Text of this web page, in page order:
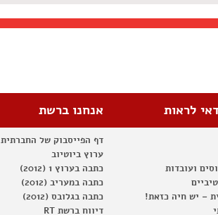
לראות
ועובדות
– יש חיה כזאת!
אנחנו ברשת
דף הפייסבוק של החברתית
ערוץ ביוטיוב
כתבה בערוץ 1 (2012)
כתבה במעריב (2012)
כתבה בגלובס (2012)
דיווח ברשת RT